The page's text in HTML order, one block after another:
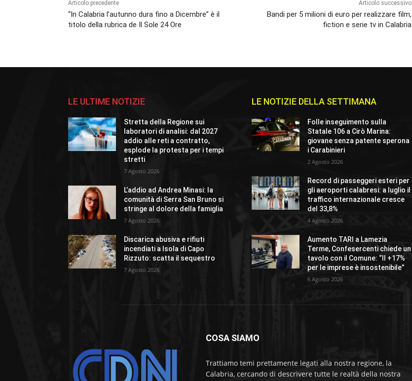
Articolo precedente
“In Calabria l’autunno dura fino a Dicembre” è il
titolo della rubrica de Il Sole 24 Ore
Articolo successivo
Bandi per 5 milioni di euro per realizzare film,
fiction e serie tv in Calabria
LE ULTIME NOTIZIE
Stretta della Regione sui
laboratori di analisi: dal 2027
addio alle reti a contratto,
esplode la protesta per i tempi
stretti
7 Agosto 2026
L’addio ad Andrea Minasi: la
comunità di Serra San Bruno si
stringe al dolore della famiglia
7 Agosto 2026
Discarica abusiva e rifiuti
incendiati a Isola di Capo
Rizzuto: scatta il sequestro
7 Agosto 2026
LE NOTIZIE DELLA SETTIMANA
Folle inseguimento sulla
Statale 106 a Cirò Marina:
giovane senza patente sperona
i Carabinieri
2 Agosto 2026
Record di passeggeri esteri per
gli aeroporti calabresi: a luglio il
traffico internazionale cresce
del 33,8%
4 Agosto 2026
Aumento TARI a Lamezia
Terme, Confesercenti chiede un
tavolo con il Comune: “Il +17%
per le imprese è insostenibile”
6 Agosto 2026
COSA SIAMO
Trattiamo temi prettamente legati alla nostra regione, la
Calabria, cercando di descrivere tutte le realtà della nostra